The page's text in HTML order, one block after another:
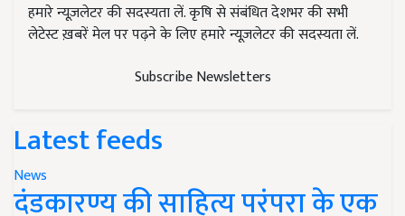
हमारे न्यूज़लेटर की सदस्यता लें. कृषि से संबंधित देशभर की सभी
लेटेस्ट ख़बरें मेल पर पढ़ने के लिए हमारे न्यूज़लेटर की सदस्यता लें.
Subscribe Newsletters
Latest feeds
News
दंडकारण्य की साहित्य परंपरा के एक